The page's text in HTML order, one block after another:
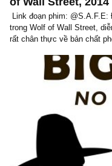
Đoạn phim tuyệt
McConaughey
of Wall Street,
Link đoạn phim:
trong Wolf of Wall
rất chân thực về bản